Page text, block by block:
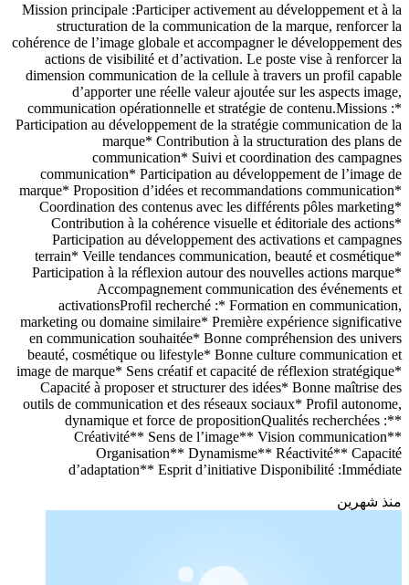
Mission principale :Participer activement au développement et à la
structuration de la communication de la marque, renforcer la
cohérence de l’image globale et accompagner le développement des
actions de visibilité et d’activation. Le poste vise à renforcer la
dimension communication de la cellule à travers un profil capable
d’apporter une réelle valeur ajoutée sur les aspects image,
communication opérationnelle et stratégie de contenu.Missions :*
Participation au développement de la stratégie communication de la
marque* Contribution à la structuration des plans de
communication* Suivi et coordination des campagnes
communication* Participation au développement de l’image de
marque* Proposition d’idées et recommandations communication*
Coordination des contenus avec les différents pôles marketing*
Contribution à la cohérence visuelle et éditoriale des actions*
Participation au développement des activations et campagnes
terrain* Veille tendances communication, beauté et cosmétique*
Participation à la réflexion autour des nouvelles actions marque*
Accompagnement communication des événements et
activationsProfil recherché :* Formation en communication,
marketing ou domaine similaire* Première expérience significative
en communication souhaitée* Bonne compréhension des univers
beauté, cosmétique ou lifestyle* Bonne culture communication et
image de marque* Sens créatif et capacité de réflexion stratégique*
Capacité à proposer et structurer des idées* Bonne maîtrise des
outils de communication et des réseaux sociaux* Profil autonome,
dynamique et force de propositionQualités recherchées :**
Créativité** Sens de l’image** Vision communication**
Organisation** Dynamisme** Réactivité** Capacité
d’adaptation** Esprit d’initiative Disponibilité :Immédiate
منذ شهرين